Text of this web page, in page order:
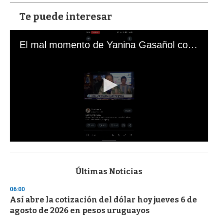
Te puede interesar
El mal momento de Yanina Gasañol con un hincha argentino en "Subrayado"
s
d
s
o
f
Últimas Noticias
06:00
Así abre la cotización del dólar hoy jueves 6 de
agosto de 2026 en pesos uruguayos